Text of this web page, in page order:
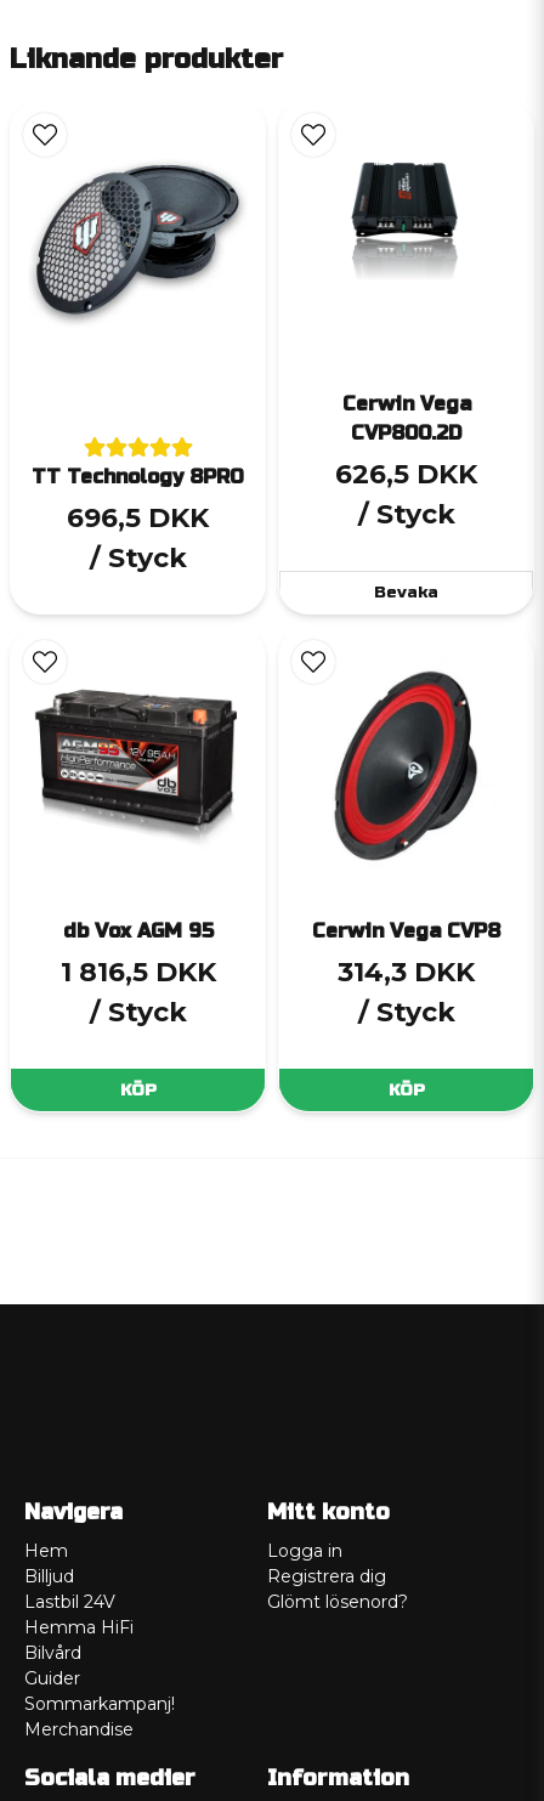
Liknande produkter
TT Technology 8PRO
696,5 DKK
/ Styck
Cerwin Vega
CVP800.2D
626,5 DKK
/ Styck
Bevaka
db Vox AGM 95
1 816,5 DKK
/ Styck
KÖP
Cerwin Vega CVP8
314,3 DKK
/ Styck
KÖP
Navigera
Hem
Billjud
Lastbil 24V
Hemma HiFi
Bilvård
Guider
Sommarkampanj!
Merchandise
Mitt konto
Logga in
Registrera dig
Glömt lösenord?
Sociala medier Information